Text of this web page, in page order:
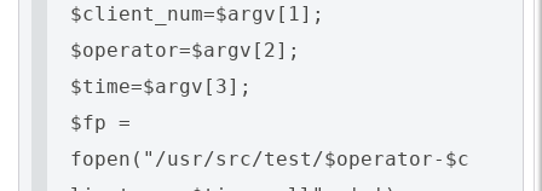
$client_num=$argv[1];
$operator=$argv[2];
$time=$argv[3];
$fp =
fopen("/usr/src/test/$operator-$c